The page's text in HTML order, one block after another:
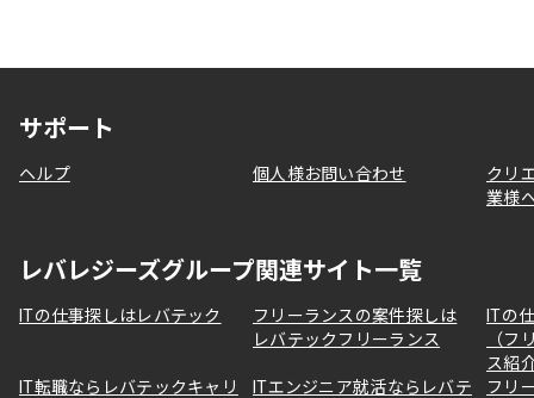
サポート
ヘルプ 個人様お問い合わせ
クリ
業様
レバレジーズグループ関連サイト一覧
ITの仕事探しはレバテック
フリーランスの案件探しは
レバテックフリーランス
ITの
（フ
ス紹
IT転職ならレバテックキャリ
ITエンジニア就活ならレバテ
フリ